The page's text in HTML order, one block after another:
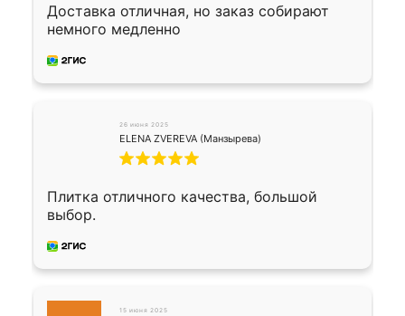
Доставка отличная, но заказ собирают
немного медленно
26 июня 2025
ELENA ZVEREVA (Манзырева)
Плитка отличного качества, большой
выбор.
15 июня 2025